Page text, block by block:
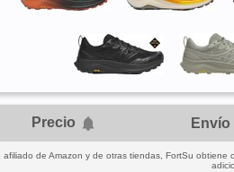
Precio Envío
afiliado de Amazon y de otras tiendas, FortSu obtiene